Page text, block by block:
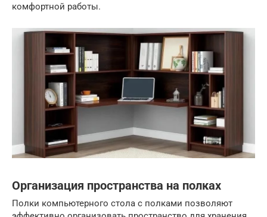
комфортной работы.
Организация пространства на полках
Полки компьютерного стола с полками позволяют